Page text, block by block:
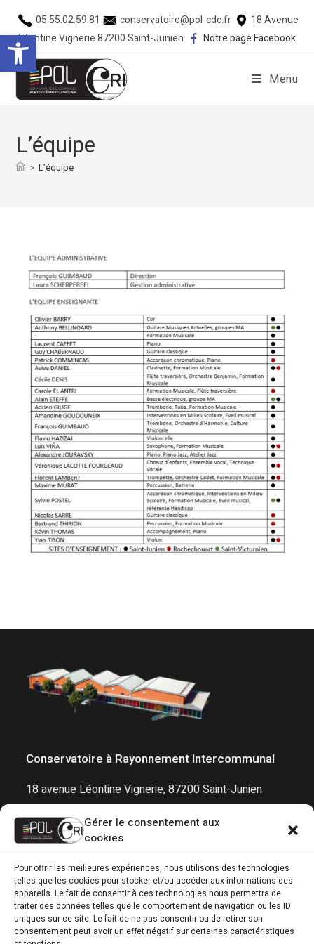
Ouvrir la barre d’outils
Gérer le consentement aux
cookies
Pour offrir les meilleures expériences, nous utilisons des technologies
telles que les cookies pour stocker et/ou accéder aux informations des
appareils. Le fait de consentir à ces technologies nous permettra de
traiter des données telles que le comportement de navigation ou les ID
uniques sur ce site. Le fait de ne pas consentir ou de retirer son
consentement peut avoir un effet négatif sur certaines caractéristiques
05.55.02.59.81 conservatoire@pol-cdc.fr
18 Avenue
Léontine Vignerie 87200 Saint-Junien
Notre page Facebook
Menu
L’équipe
> L’équipe
Conservatoire à Rayonnement Intercommunal
18 avenue Léontine Vignerie, 87200 Saint-Junien
05 55 02 59 81
conservatoire@pol-cdc.fr
Horaires
Lun, Mar, Jeu, Ven : 14h00 - 18h30
Mer : 13h30 - 18h30